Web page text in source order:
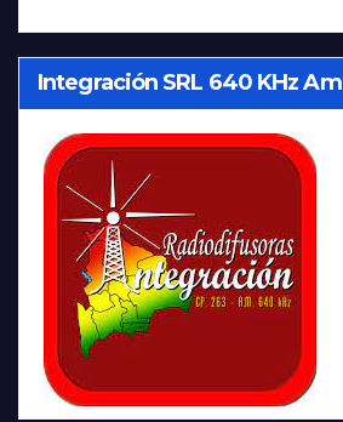
Integración SRL 640 KHz Am